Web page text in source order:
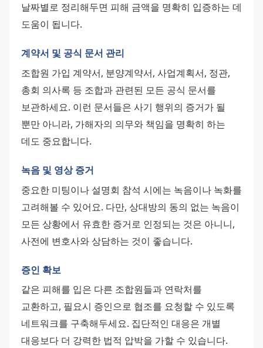
날짜별로 정리해두면 피해 금액을 명확히 입증하는 데
도움이 됩니다.
계약서 및 공식 문서 관리
조합원 가입 계약서, 분양계약서, 사업계획서, 정관,
총회 의사록 등 조합과 관련된 모든 공식 문서를
보관하세요. 이런 문서들은 사기 행위의 증거가 될
뿐만 아니라, 가해자의 의무와 책임을 명확히 하는
데도 중요합니다.
녹음 및 영상 증거
중요한 미팅이나 설명회 참석 시에는 녹음이나 녹화를
고려해볼 수 있어요. 다만, 상대방의 동의 없는 녹음이
모든 상황에서 유효한 증거로 인정되는 것은 아니니,
사전에 변호사와 상담하는 것이 좋습니다.
증인 확보
같은 피해를 입은 다른 조합원들과 연락처를
교환하고, 필요시 증인으로 협조를 요청할 수 있도록
네트워크를 구축해두세요. 집단적인 대응은 개별
대응보다 더 강력한 법적 압박을 가할 수 있습니다.